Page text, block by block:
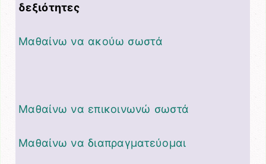
δεξιότητες
Μαθαίνω να ακούω σωστά
Μαθαίνω να επικοινωνώ σωστά
Μαθαίνω να διαπραγματεύομαι